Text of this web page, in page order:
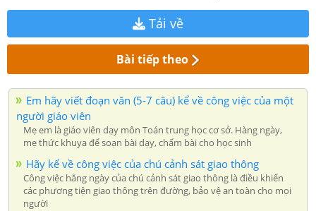
Tải về
Bài tiếp theo
Em hãy viết đoạn văn (5-7 câu) kể về công việc của một
người giáo viên
Mẹ em là giáo viên dạy môn Toán trung học cơ sở. Hàng ngày,
mẹ thức khuya để soạn bài dạy, chấm bài cho học sinh
Hãy kể về công việc của chú cảnh sát giao thông
Công việc hằng ngày của chú cảnh sát giao thông là điều khiển
các phương tiện giao thông trên đường, bảo vệ an toàn cho mọi
người